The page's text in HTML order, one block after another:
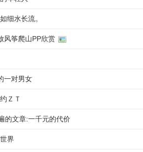
细水长流。
风筝爬山PP欣赏
一对男女
ＺＴ
的文章:一千元的代价
界